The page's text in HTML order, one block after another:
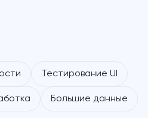
Тестирование UI
Большие данные